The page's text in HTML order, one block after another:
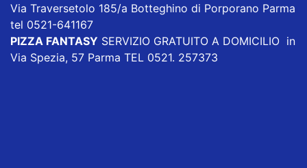
Via Traversetolo 185/a Botteghino di Porporano Parma
tel 0521-641167
PIZZA FANTASY SERVIZIO GRATUITO A DOMICILIO in
Via Spezia, 57 Parma TEL 0521. 257373